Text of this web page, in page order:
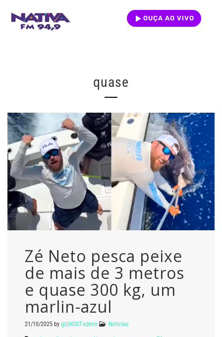
OUÇA AO VIVO
quase
Zé Neto pesca peixe
de mais de 3 metros
e quase 300 kg, um
marlin-azul
21/10/2025 by @UHOST-admin Notícias